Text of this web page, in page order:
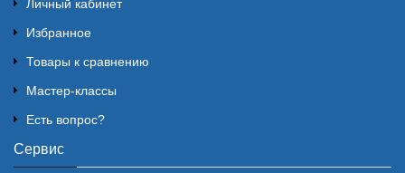
Личный кабинет
Избранное
Товары к сравнению
Мастер-классы
Есть вопрос?
Сервис